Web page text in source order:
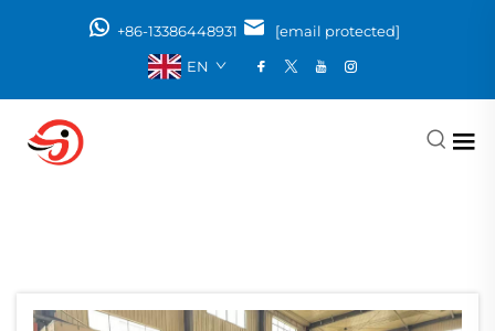
+86-13386448931
[email protected]
EN